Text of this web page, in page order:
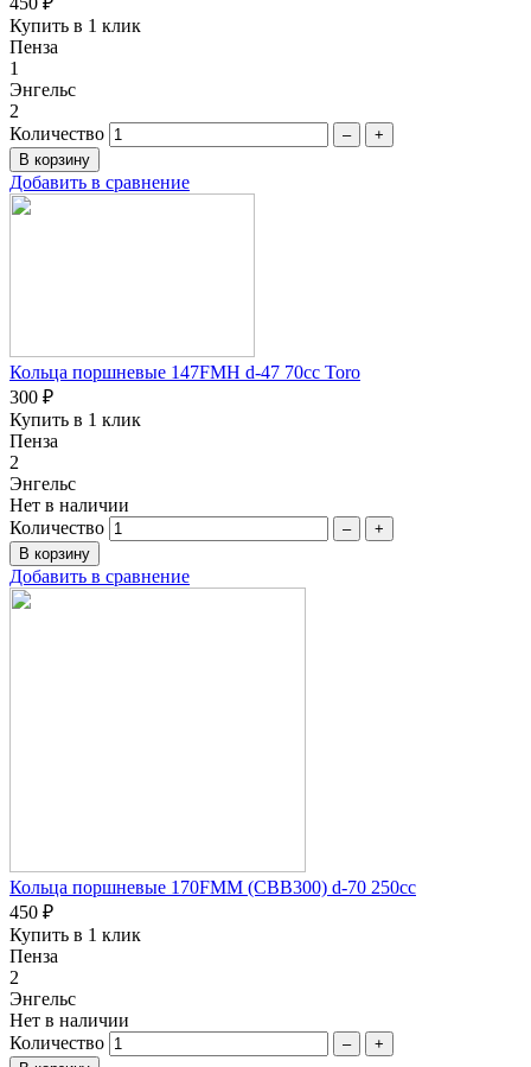
Купить в 1 клик
Пенза
1
Энгельс
2
Количество
– +
Добавить в сравнение
Кольца поршневые 147FMH d-47 70сc Toro
300 ₽
Купить в 1 клик
Пенза
2
Энгельс
Нет в наличии
Количество
– +
Добавить в сравнение
Кольца поршневые 170FMM (CBB300) d-70 250сc
450 ₽
Купить в 1 клик
Пенза
2
Энгельс
Нет в наличии
Количество
– +